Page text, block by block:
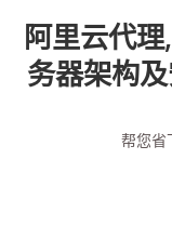
content
阿里云代
务器架构
帮您省